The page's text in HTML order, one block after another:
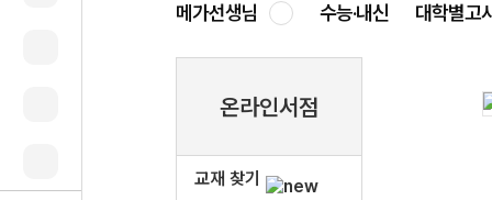
메가선생님 수능·내신 대학별고
온라인서점
교재 찾기